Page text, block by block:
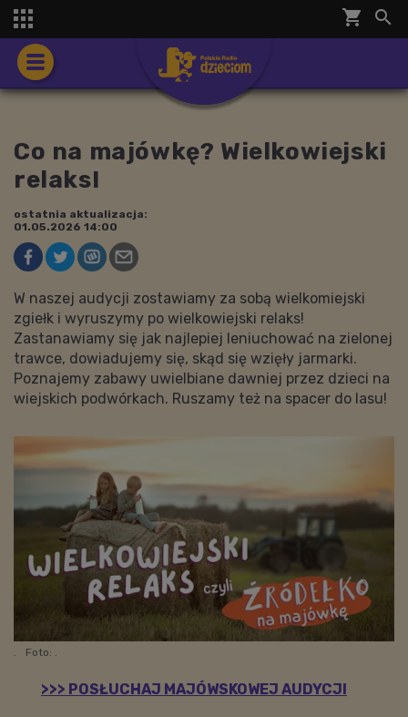
shopping_cart 

Co na majówkę? Wielkowiejski
relaks!
ostatnia aktualizacja:
01.05.2026 14:00
W naszej audycji zostawiamy za sobą wielkomiejski
zgiełk i wyruszymy po wielkowiejski relaks!
Zastanawiamy się jak najlepiej leniuchować na zielonej
trawce, dowiadujemy się, skąd się wzięły jarmarki.
Poznajemy zabawy uwielbiane dawniej przez dzieci na
wiejskich podwórkach. Ruszamy też na spacer do lasu!
. Foto: .
>>> POSŁUCHAJ MAJÓWSKOWEJ AUDYCJI